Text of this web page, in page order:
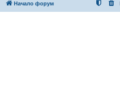
Начало форум